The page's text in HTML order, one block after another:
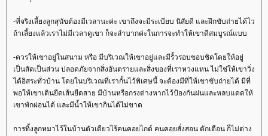
-ที่จริงเลี้ยงลูกสุนัขต้องมีเวลานะค่ะ เขาถึงจะมีระเบียบ นิสัยดี และฝึกขับถ่ายได้ไว
ถ้าเลี้ยงแล้วเราไม่มีเวลาดูเขา ก็จะลำบากค่ะในการจะทำให้เขาดีสมบูรณ์แบบ
-ควรให้เขาอยู่ในสนาม หรือ มีบริเวณให้เขาอยู่และมีรั้วรอบขอบชิดโดยให้อยู่
เป็นสัดเป็นส่วน ปลอดภัยจากสิ่งอันตรายและสิ่งของที่เราหวงแหน ไม่ใช่ให้เขาวิ่ง
ได้อิสระทั่วบ้าน โดยในบริเวณที่เรากั้นไว้พิเศษนี้ จะต้องมีที่ให้เขาขับถ่ายได้ มีที่
พอให้เขาเดินยืดเส้นยืดสาย มีบ้านหรือกรงต่างหากไว้ป้องกันฝนและหลบแดดให้
เขาพักผ่อนได้ และมีน้ำให้เขากินได้ไม่ขาด
การทิ้งลูกหมาไว้ในบ้านตัวเดียวไร้คนคอยไกด์ คนคอยสั่งสอน ตักเตือน ก็ไม่ต่าง